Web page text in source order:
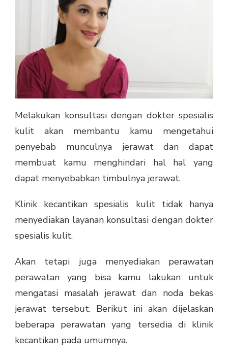
Melakukan konsultasi dengan dokter spesialis
kulit akan membantu kamu mengetahui
penyebab munculnya jerawat dan dapat
membuat kamu menghindari hal hal yang
dapat menyebabkan timbulnya jerawat.
Klinik kecantikan spesialis kulit tidak hanya
menyediakan layanan konsultasi dengan dokter
spesialis kulit.
Akan tetapi juga menyediakan perawatan
perawatan yang bisa kamu lakukan untuk
mengatasi masalah jerawat dan noda bekas
jerawat tersebut. Berikut ini akan dijelaskan
beberapa perawatan yang tersedia di klinik
kecantikan pada umumnya.